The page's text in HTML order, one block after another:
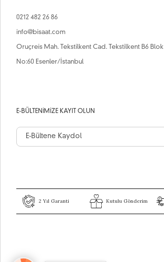
0212 482 26 86
info@bisaat.com
Oruçreis Mah. Tekstilkent Cad. Tekstilkent B6 Blok
No:60 Esenler/İstanbul
E-BÜLTENIMIZE KAYIT OLUN
2 Yıl Garanti Kutulu Gönderim